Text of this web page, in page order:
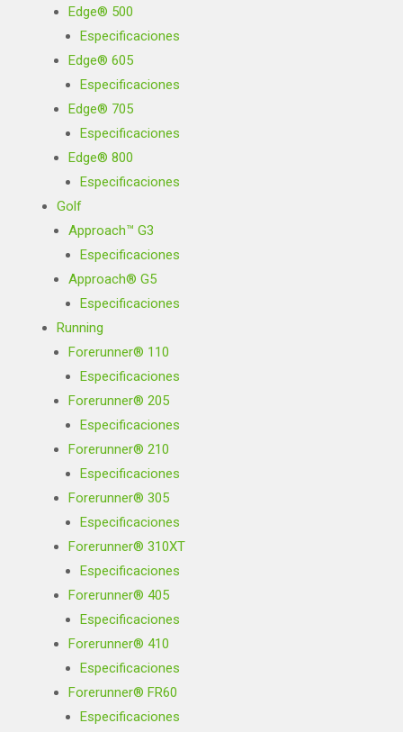
Edge® 500
Especificaciones
Edge® 605
Especificaciones
Edge® 705
Especificaciones
Edge® 800
Especificaciones
Golf
Approach™ G3
Especificaciones
Approach® G5
Especificaciones
Running
Forerunner® 110
Especificaciones
Forerunner® 205
Especificaciones
Forerunner® 210
Especificaciones
Forerunner® 305
Especificaciones
Forerunner® 310XT
Especificaciones
Forerunner® 405
Especificaciones
Forerunner® 410
Especificaciones
Forerunner® FR60
Especificaciones